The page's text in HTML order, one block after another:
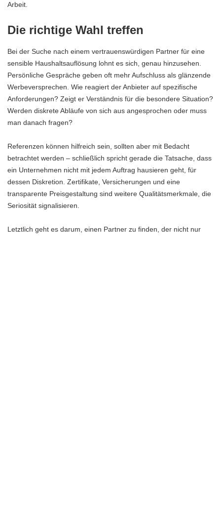
Arbeit.
Die richtige Wahl treffen
Bei der Suche nach einem vertrauenswürdigen Partner für eine
sensible Haushaltsauflösung lohnt es sich, genau hinzusehen.
Persönliche Gespräche geben oft mehr Aufschluss als glänzende
Werbeversprechen. Wie reagiert der Anbieter auf spezifische
Anforderungen? Zeigt er Verständnis für die besondere Situation?
Werden diskrete Abläufe von sich aus angesprochen oder muss
man danach fragen?
Referenzen können hilfreich sein, sollten aber mit Bedacht
betrachtet werden – schließlich spricht gerade die Tatsache, dass
ein Unternehmen nicht mit jedem Auftrag hausieren geht, für
dessen Diskretion. Zertifikate, Versicherungen und eine
transparente Preisgestaltung sind weitere Qualitätsmerkmale, die
Seriosität signalisieren.
Letztlich geht es darum, einen Partner zu finden, der nicht nur